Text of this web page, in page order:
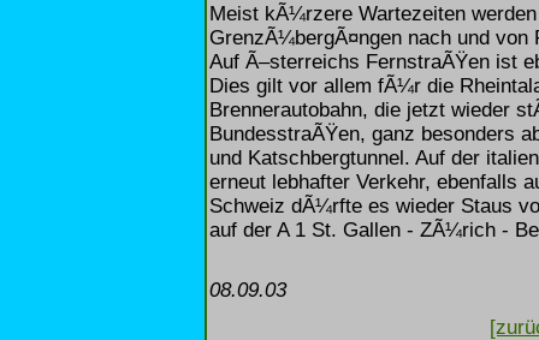
Meist kÃ¼rzere Wartezeiten
GrenzÃ¼bergÃ¤ngen nach und
Auf Ã–sterreichs FernstraÃŸen ist
Dies gilt vor allem fÃ¼r die
Brennerautobahn, die jetzt wieder
BundesstraÃŸen, ganz besonders
und Katschbergtunnel. Auf der
erneut lebhafter Verkehr, ebenfalls
Schweiz dÃ¼rfte es wieder Staus
auf der A 1 St. Gallen - ZÃ¼rich -
08.09.03